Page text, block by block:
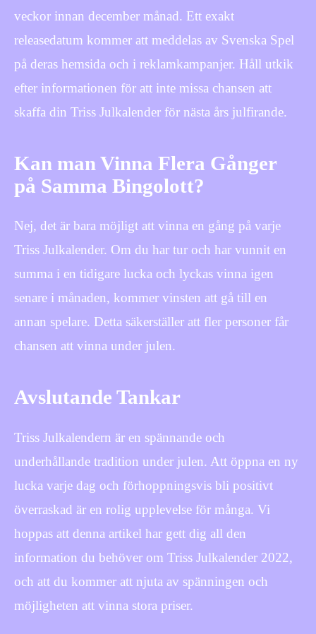
veckor innan december månad. Ett exakt
releasedatum kommer att meddelas av Svenska Spel
på deras hemsida och i reklamkampanjer. Håll utkik
efter informationen för att inte missa chansen att
skaffa din Triss Julkalender för nästa års julfirande.
Kan man Vinna Flera Gånger
på Samma Bingolott?
Nej, det är bara möjligt att vinna en gång på varje
Triss Julkalender. Om du har tur och har vunnit en
summa i en tidigare lucka och lyckas vinna igen
senare i månaden, kommer vinsten att gå till en
annan spelare. Detta säkerställer att fler personer får
chansen att vinna under julen.
Avslutande Tankar
Triss Julkalendern är en spännande och
underhållande tradition under julen. Att öppna en ny
lucka varje dag och förhoppningsvis bli positivt
överraskad är en rolig upplevelse för många. Vi
hoppas att denna artikel har gett dig all den
information du behöver om Triss Julkalender 2022,
och att du kommer att njuta av spänningen och
möjligheten att vinna stora priser.